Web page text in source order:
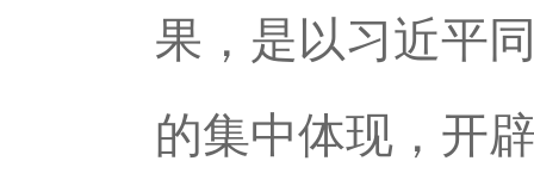
果，是以习近平
的集中体现，开